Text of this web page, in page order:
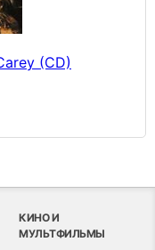
(CD)
КИНО И
МУЛЬТФИЛЬМЫ